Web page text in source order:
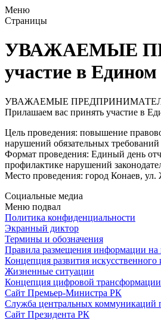
Меню
Страницы
УВАЖАЕМЫЕ
участие в Едином
УВАЖАЕМЫЕ
Прилашаем вас принять участие в
Цель проведения: повышение
нарушений обязательных требований
Формат проведения: Единый день
профилактике нарушений
Место проведения: город Конаев,
Социальные медиа
Меню подвал
Политика конфиденциальности
Экранный диктор
Термины и обозначения
Правила размещения информации на
Концепция развития
Жизненные ситуации
Концепция цифровой трансформации
Сайт Премьер-Министра РК
Служба центральных коммуникаций
Сайт Президента РК